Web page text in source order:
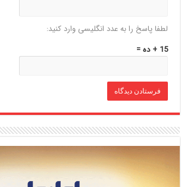
لطفا پاسخ را به عدد انگلیسی وارد کنید:
15 + ده =